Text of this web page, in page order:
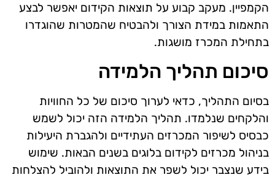
הקמפיין. מעקב קבוע על תוצאות הקידום יאפשר לבצע
התאמות במידת הצורך ולהבטיח שהמטרות שהוגדרו
בתחילת המכרז מושגות.
סיכום תהליך הלמידה
בסיום התהליך, כדאי לערוך סיכום של כל החוויות
והלקחים שנלמדו. תהליך הלמידה הזה יכול לשמש
כבסיס לשיפור המכרזים העתידיים ולהגברת היעילות
בניהול מכרזים לקידום בלוגים בשנים הבאות. שימוש
בידע שנצבר יכול לשפר את התוצאות ולהוביל להצלחות